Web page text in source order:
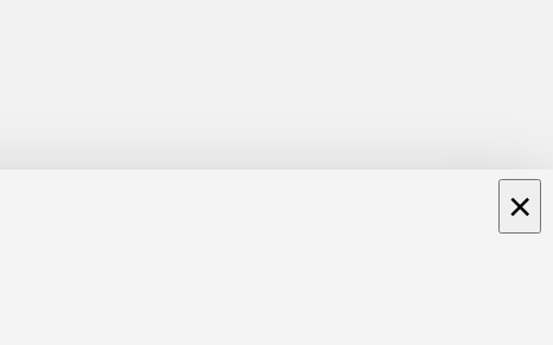
×